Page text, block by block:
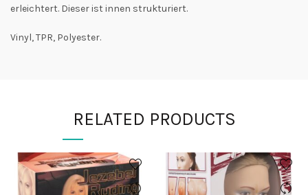
erleichtert. Dieser ist innen strukturiert.
Vinyl, TPR, Polyester.
RELATED PRODUCTS